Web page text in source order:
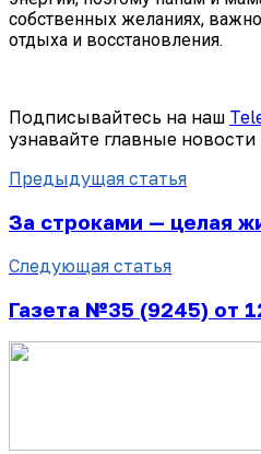
собственных желаниях,
отдыха и восстановления.
Подписывайтесь на наш
узнавайте главные новости
Предыдущая статья
За строками — целая
Следующая статья
Газета №35 (9245) от